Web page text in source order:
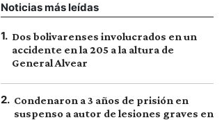
Noticias más leídas
1. Dos bolivarenses involucrados en un
accidente en la 205 a la altura de
General Alvear
2. Condenaron a 3 años de prisión en
suspenso a autor de lesiones graves en